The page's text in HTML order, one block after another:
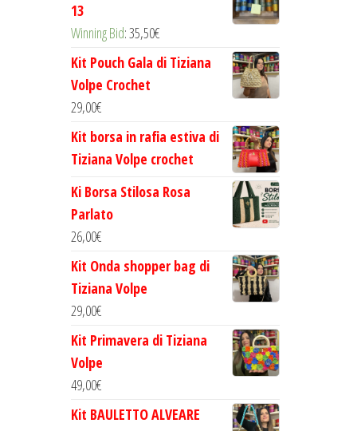
13
Winning Bid:35,50€
Kit Pouch Gala di Tiziana
Volpe Crochet
29,00€
Kit borsa in rafia estiva di
Tiziana Volpe crochet
Ki Borsa Stilosa Rosa
Parlato
26,00€
Kit Onda shopper bag di
Tiziana Volpe
29,00€
Kit Primavera di Tiziana
Volpe
49,00€
Kit BAULETTO ALVEARE